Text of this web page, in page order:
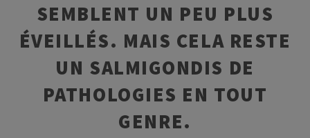
SEMBLENT UN PEU PLUS
ÉVEILLÉS. MAIS CELA RESTE
UN SALMIGONDIS DE
PATHOLOGIES EN TOUT
GENRE.